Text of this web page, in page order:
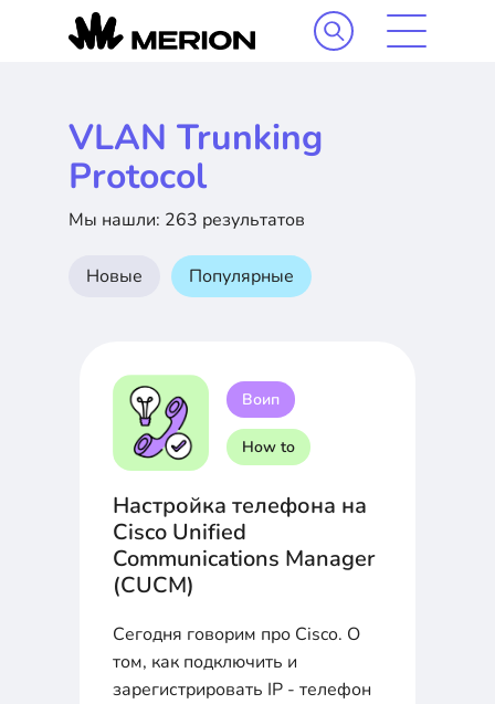
VLAN Trunking
Protocol
Мы нашли: 263 результатов
Новые Популярные
Воип
How to
Настройка телефона на
Cisco Unified
Communications Manager
(CUCM)
Сегодня говорим про Cisco. О
том, как подключить и
зарегистрировать IP - телефон